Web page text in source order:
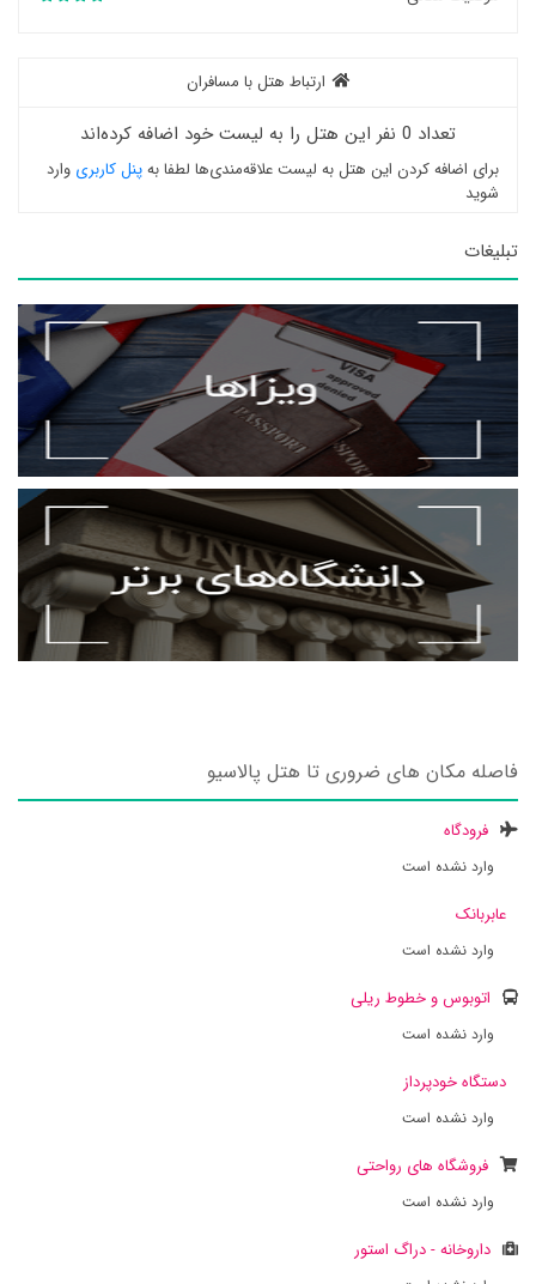
ارتباط هتل با مسافران
تعداد 0 نفر این هتل را به لیست خود اضافه کرده‌اند
برای اضافه کردن این هتل به لیست علاقه‌مندی‌ها لطفا بهپنل کاربری وارد
شوید
تبلیغات
فاصله مکان های ضروری تا هتل پالاسیو
فرودگاه
وارد نشده است
عابربانک
وارد نشده است
اتوبوس و خطوط ریلی
وارد نشده است
دستگاه خودپرداز
وارد نشده است
فروشگاه های رواحتی
وارد نشده است
داروخانه - دراگ استور